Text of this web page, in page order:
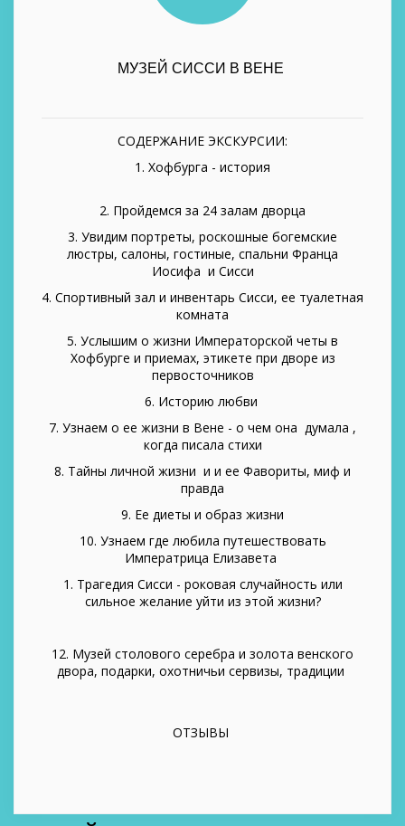
МУЗЕЙ СИССИ В ВЕНЕ
СОДЕРЖАНИЕ ЭКСКУРСИИ:
1. Хофбурга - история
2. Пройдемся за 24 залам дворца
3. Увидим портреты, роскошные богемские
люстры, салоны, гостиные, спальни Франца
Иосифа и Сисси
4. Спортивный зал и инвентарь Сисси, ее туалетная
комната
5. Услышим о жизни Императорской четы в
Хофбурге и приемах, этикете при дворе из
первосточников
6. Историю любви
7. Узнаем о ее жизни в Вене - о чем она думала ,
когда писала стихи
8. Тайны личной жизни и и ее Фавориты, миф и
правда
9. Ее диеты и образ жизни
10. Узнаем где любила путешествовать
Императрица Елизавета
1. Трагедия Сисси - роковая случайность или
сильное желание уйти из этой жизни?
12. Музей столового серебра и золота венского
двора, подарки, охотничьи сервизы, традиции
ОТЗЫВЫ